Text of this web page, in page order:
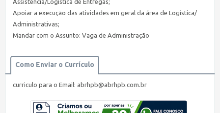
Assistência/Logística de Entregas;
Apoiar a execução das atividades em geral da área de Logística/
Administrativas;
Mandar com o Assunto: Vaga de Administração
Como Enviar o Currículo
curriculo para o Email: abrhpb@abrhpb.com.br